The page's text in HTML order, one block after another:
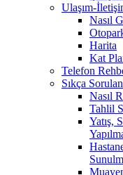
Ulaşım-
Nasıl
Harita
Kat
Telefon
Sıkça
Nasıl
Tahlil
Yatış,